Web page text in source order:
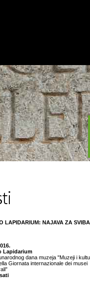
LAPIDARIUM: NAJAVA ZA
Lapidarium
dana muzeja "Muzeji i
Giornata internazionale dei